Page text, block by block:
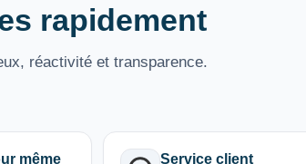
rapidement
réactivité et transparence.
même
Service client